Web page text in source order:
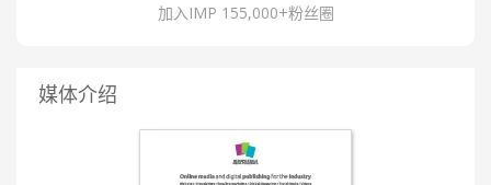
加入IMP 155,000+粉丝圈
媒体介绍